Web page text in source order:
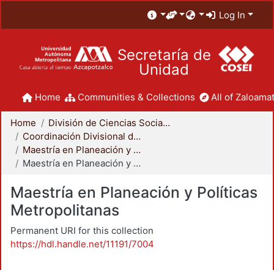
Log In
Secretaría de
Unidad
Home Communities & Collections All of
Home
División de Ciencias Sociales y Humanidades
Coordinación Divisional de Posgrado
Maestría en Planeación y Políticas Metropolitanas
Maestría en Planeación y Políticas Metropolitanas
Maestría en Planeación y Políticas
Metropolitanas
Permanent URI for this collection
https://hdl.handle.net/11191/7004